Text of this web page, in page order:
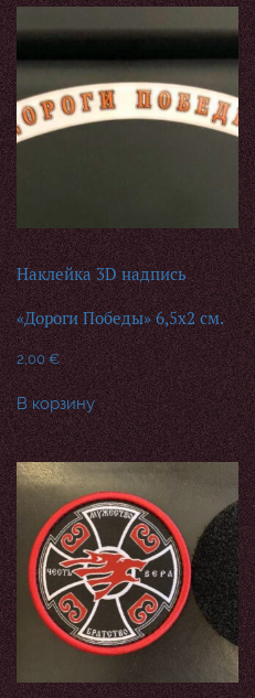
Наклейка 3D надпись
«Дороги Победы» 6,5х2 см.
2,00€
В корзину